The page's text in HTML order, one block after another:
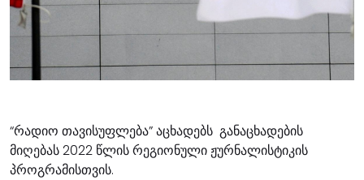
“რადიო თავისუფლება” აცხადებს განაცხადების
მიღებას 2022 წლის რეგიონული ჟურნალისტიკის
პროგრამისთვის.